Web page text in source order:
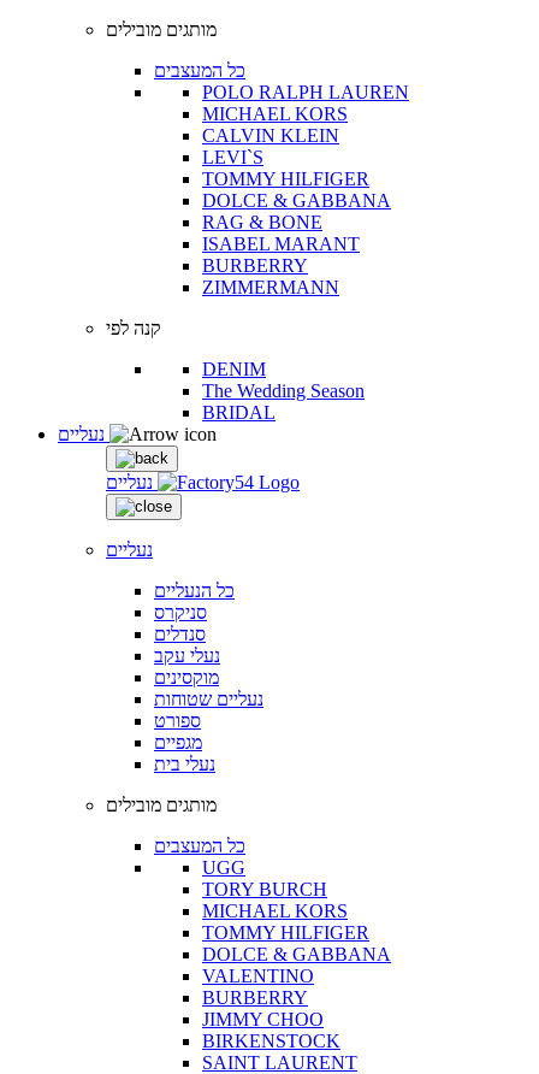
מותגים מובילים
כל המעצבים
POLO RALPH LAUREN
MICHAEL KORS
CALVIN KLEIN
LEVI`S
TOMMY HILFIGER
DOLCE & GABBANA
RAG & BONE
ISABEL MARANT
BURBERRY
ZIMMERMANN
קנה לפי
DENIM
The Wedding Season
BRIDAL
נעליים
נעליים
כל הנעליים
סניקרס
סנדלים
נעלי עקב
מוקסינים
נעליים שטוחות
ספורט
מגפיים
נעלי בית
מותגים מובילים
כל המעצבים
UGG
TORY BURCH
MICHAEL KORS
TOMMY HILFIGER
DOLCE & GABBANA
VALENTINO
BURBERRY
JIMMY CHOO
BIRKENSTOCK
SAINT LAURENT